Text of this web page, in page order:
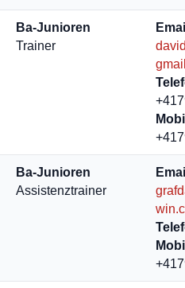
Ba-Junioren
Trainer
Ba-Junioren
Assistenztrainer